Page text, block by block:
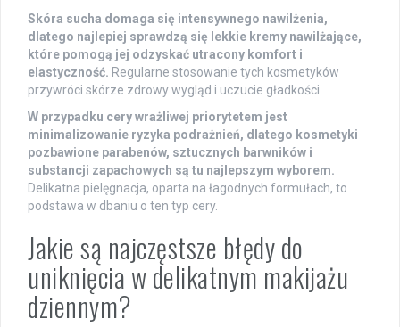
Skóra sucha domaga się intensywnego nawilżenia,
dlatego najlepiej sprawdzą się lekkie kremy nawilżające,
które pomogą jej odzyskać utracony komfort i
elastyczność. Regularne stosowanie tych kosmetyków
przywróci skórze zdrowy wygląd i uczucie gładkości.
W przypadku cery wrażliwej priorytetem jest
minimalizowanie ryzyka podrażnień, dlatego kosmetyki
pozbawione parabenów, sztucznych barwników i
substancji zapachowych są tu najlepszym wyborem.
Delikatna pielęgnacja, oparta na łagodnych formułach, to
podstawa w dbaniu o ten typ cery.
Jakie są najczęstsze błędy do
uniknięcia w delikatnym makijażu
dziennym?